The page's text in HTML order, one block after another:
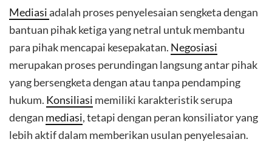
Mediasiadalah proses penyelesaian sengketa dengan
bantuan pihak ketiga yang netral untuk membantu
para pihak mencapai kesepakatan. Negosiasi
merupakan proses perundingan langsung antar pihak
yang bersengketa dengan atau tanpa pendamping
hukum. Konsiliasi memiliki karakteristik serupa
dengan mediasi, tetapi dengan peran konsiliator yang
lebih aktif dalam memberikan usulan penyelesaian.